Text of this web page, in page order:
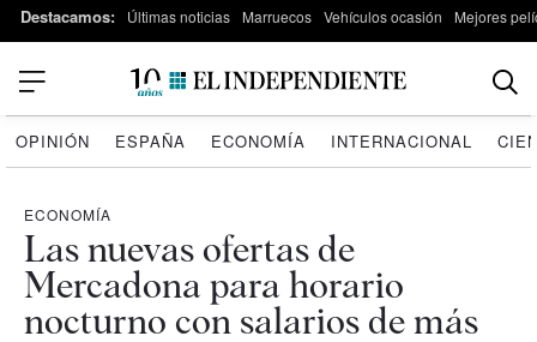
Destacamos: Últimas noticias Marruecos Vehículos ocasión Mejores
OPINIÓN ESPAÑA ECONOMÍA INTERNACIONAL
ECONOMÍA
Las nuevas ofertas de
Mercadona para horario
nocturno con salarios de más